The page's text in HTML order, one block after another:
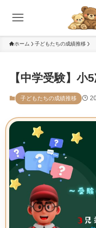
ホーム 子どもたちの成績推移
【中学受験】小
子どもたちの成績推移